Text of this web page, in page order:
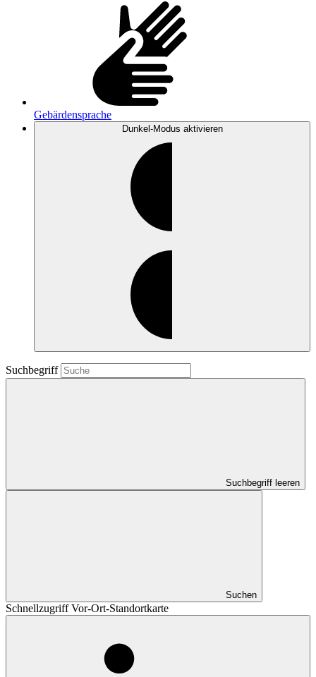
Gebärdensprache
Dunkel-Modus aktivieren
Suchbegriff
Suchbegriff leeren
Suchen
Schnellzugriff Vor-Ort-Standortkarte